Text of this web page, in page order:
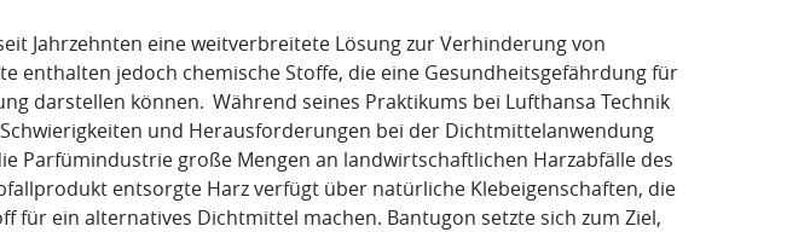
Jahrzehnten eine weitverbreitete Lösung zur Verhinderung von
enthalten jedoch chemische Stoffe, die eine Gesundheitsgefährdung für
darstellen können. Während seines Praktikums bei Lufthansa Technik
und Herausforderungen bei der Dichtmittelanwendung
Parfümindustrie große Mengen an landwirtschaftlichen Harzabfälle des
entsorgte Harz verfügt über natürliche Klebeigenschaften, die
für ein alternatives Dichtmittel machen. Bantugon setzte sich zum Ziel,